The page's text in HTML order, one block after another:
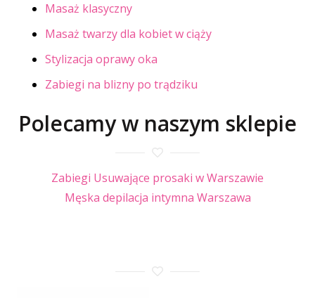
Masaż klasyczny
Masaż twarzy dla kobiet w ciąży
Stylizacja oprawy oka
Zabiegi na blizny po trądziku
Polecamy w naszym sklepie
Zabiegi Usuwające prosaki w Warszawie
Męska depilacja intymna Warszawa